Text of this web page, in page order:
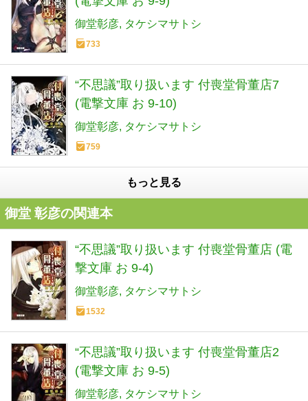
御堂彰彦 タケシマサトシ
733
“不思議”取り扱います 付喪堂骨董店7
(電撃文庫 お 9-10)
御堂彰彦 タケシマサトシ
759
もっと見る
御堂 彰彦の関連本
“不思議”取り扱います 付喪堂骨董店 (電
撃文庫 お 9-4)
御堂彰彦 タケシマサトシ
1532
“不思議”取り扱います 付喪堂骨董店2
(電撃文庫 お 9-5)
御堂彰彦 タケシマサトシ